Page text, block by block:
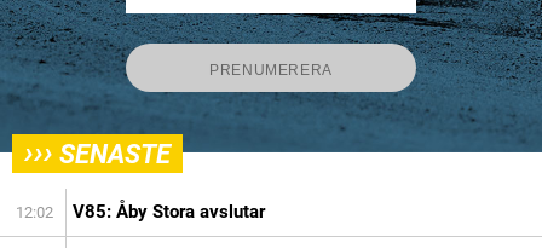
››› SENASTE
12:02 V85: Åby Stora avslutar